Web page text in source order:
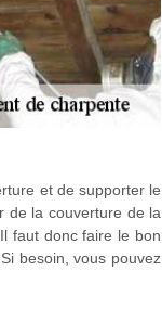
et de supporter le
de la couverture de la
faut donc faire le bon
besoin, vous pouvez